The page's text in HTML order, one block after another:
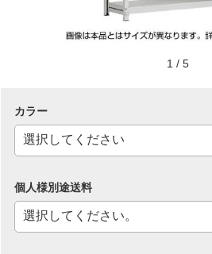
1 / 5
カラー
個人様別途送料